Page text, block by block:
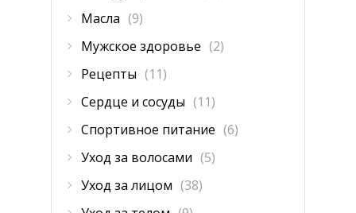
Масла (9)
Мужское здоровье (2)
Рецепты (11)
Сердце и сосуды (11)
Спортивное питание (6)
Уход за волосами (5)
Уход за лицом (38)